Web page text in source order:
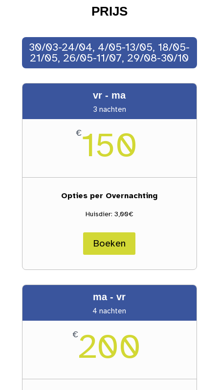
PRIJS
30/03-24/04, 4/05-13/05, 18/05-
21/05, 26/05-11/07, 29/08-30/10
vr - ma
3 nachten
€150
Opties per Overnachting
Huisdier: 3,00€
Boeken
ma - vr
4 nachten
€200